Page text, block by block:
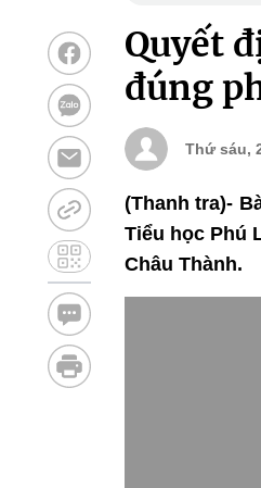
Quyết
đúng
Thứ sáu,
(Thanh tra)-
Tiểu học Phú
Châu Thành.